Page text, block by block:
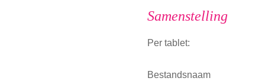
Samenstelling
Per tablet:
Bestandsnaam